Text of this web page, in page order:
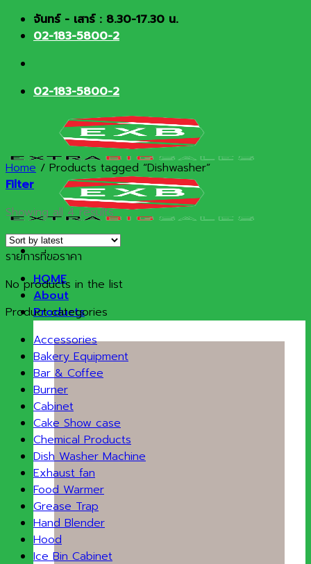
Skip จันทร์ - เสาร์ : 8.30-17.30 น.
02-183-5800-2
02-183-5800-2
HOME
About
Products
Home / Products tagged “Dishwasher”
Filter
Showing all 4 resultsSorted
latest
รายการที่ขอราคา
No products in the list
Product categories
Accessories
Bakery Equipment
Bar & Coffee
Burner
Cabinet
Cake Show case
Chemical Products
Dish Washer Machine
Exhaust fan
Food Warmer
Grease Trap
Hand Blender
Hood
Ice Bin Cabinet